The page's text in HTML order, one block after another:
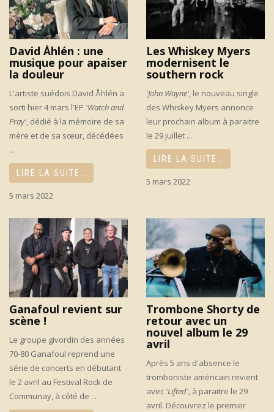
David Åhlén : une
musique pour apaiser
la douleur
L'artiste suédois David Åhlén a
sorti hier 4 mars l'EP 'Watch and
Pray', dédié à la mémoire de sa
mère et de sa sœur, décédées
...
LIRE LA SUITE…
5 mars 2022
Les Whiskey Myers
modernisent le
southern rock
'John Wayne', le nouveau single
des Whiskey Myers annonce
leur prochain album à paraitre
le 29 juillet ...
LIRE LA SUITE…
5 mars 2022
Ganafoul revient sur
scène !
Le groupe givordin des années
70-80 Ganafoul reprend une
série de concerts en débutant
le 2 avril au Festival Rock de
Communay, à côté de ...
Trombone Shorty de
retour avec un
nouvel album le 29
avril
Après 5 ans d'absence le
tromboniste américain revient
avec 'Lifted', à paraitre le 29
avril. Découvrez le premier